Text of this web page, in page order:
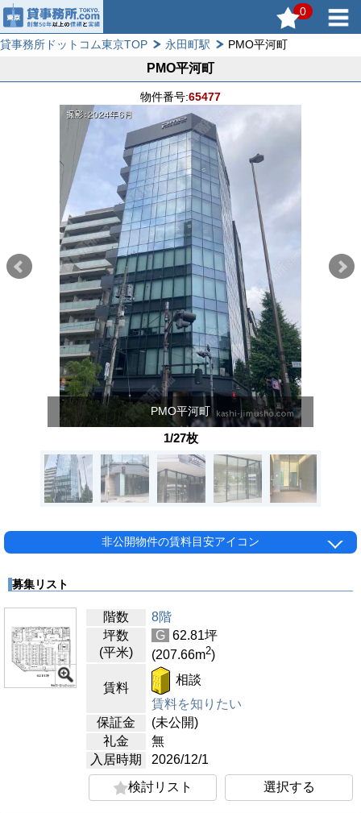
0
貸事務所ドットコム東京TOP 永田町駅 PMO平河町
PMO平河町
物件番号:65477
PMO平河町
1/27枚
非公開物件の賃料目安アイコン
募集リスト
階数
8階
坪数
(平米)
G 62.81坪
(207.66m2)
賃料
相談
賃料を知りたい
保証金
(未公開)
礼金
無
入居時期
2026/12/1
検討リスト
選択する